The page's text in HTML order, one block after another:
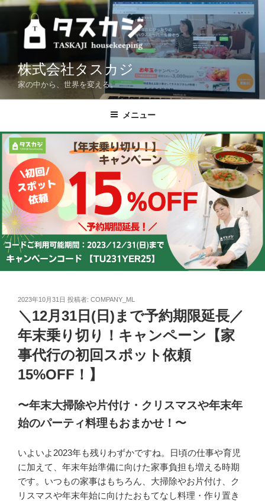
コ
テ
ツ
へ
プ
株式会社タスカジ
家の中から、世界を変える。
メニュー
投
稿
日:
2023年10月31日 投稿者: COMPANY_ML
＼12月31日(日)まで予約期限延長／
年末乗り切り！キャンペーン【家
事代行の初回スポット依頼
15%OFF！】
〜年末大掃除や片付け・クリスマスや年末年
始のパーティ料理もおまかせ！ 〜
いよいよ2023年も残りわずかですね。日頃の仕事や育児
に加えて、年末年始準備に向けた家事負担も増える時期
です。いつもの家事はもちろん、大掃除やお片付け、ク
リスマスや年末年始に向けたおもてなし料理・作り置き